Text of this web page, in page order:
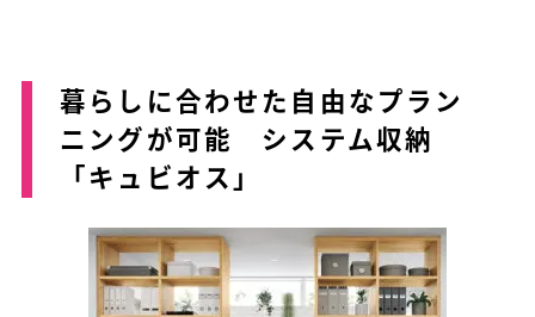
暮らしに合わせた自由なプラン
ニングが可能 システム収納
「キュビオス」